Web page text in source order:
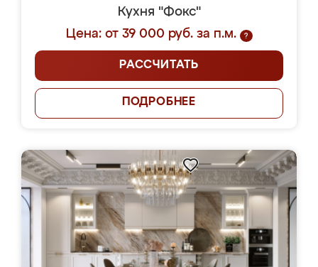
Кухня "Фокс"
Цена: от 39 000 руб. за п.м.
?
РАССЧИТАТЬ
ПОДРОБНЕЕ